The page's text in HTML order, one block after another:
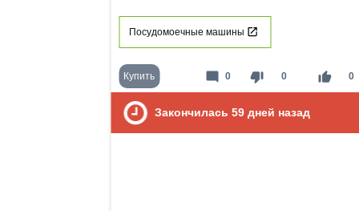
Посудомоечные машины
Купить thumb_down 0 thumb_up 0
mode_comment 0
Закончилась 59 дней назад